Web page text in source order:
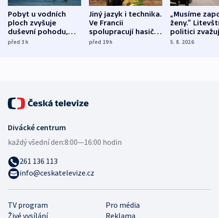
Pobyt u vodních
ploch zvyšuje
duševní pohodu,
ukázala
před 3h
Jiný jazyk i technika.
Ve Francii
spolupracují hasiči z
různých zemí
před 19h
„Musíme
ženy.“
politici
dohodu o
5. 8. 2026
TV program
Pro média
Živé vysílání
Reklama
Divácké centrum
každý všední den:8:00—16:00 hodin
261 136 113
info@ceskatelevize.cz